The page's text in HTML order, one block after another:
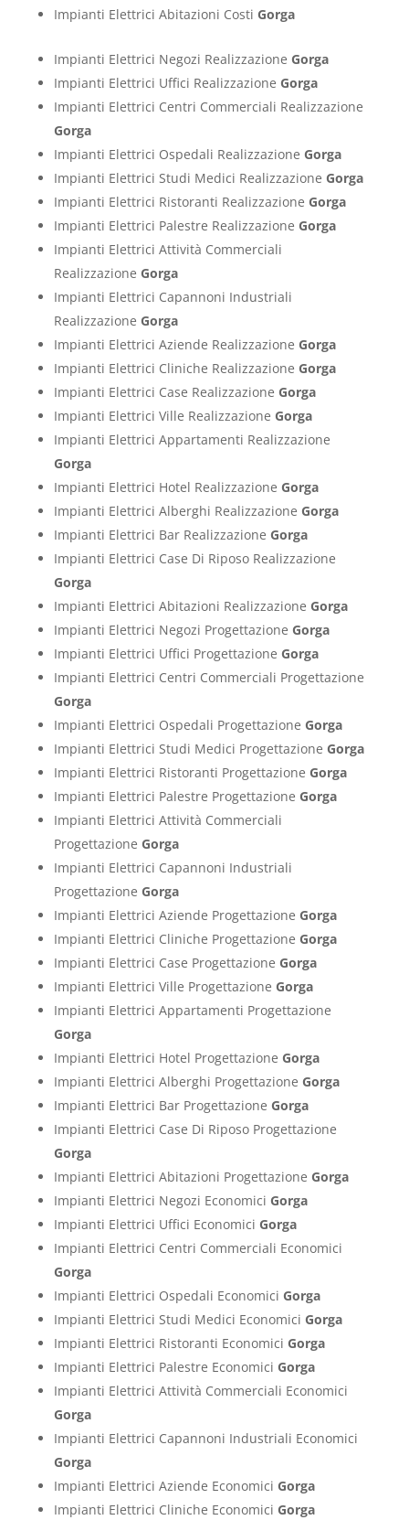
Impianti Elettrici Abitazioni Costi Gorga
Impianti Elettrici Negozi Realizzazione Gorga
Impianti Elettrici Uffici Realizzazione Gorga
Impianti Elettrici Centri Commerciali Realizzazione
Gorga
Impianti Elettrici Ospedali Realizzazione Gorga
Impianti Elettrici Studi Medici Realizzazione Gorga
Impianti Elettrici Ristoranti Realizzazione Gorga
Impianti Elettrici Palestre Realizzazione Gorga
Impianti Elettrici Attività Commerciali
Realizzazione Gorga
Impianti Elettrici Capannoni Industriali
Realizzazione Gorga
Impianti Elettrici Aziende Realizzazione Gorga
Impianti Elettrici Cliniche Realizzazione Gorga
Impianti Elettrici Case Realizzazione Gorga
Impianti Elettrici Ville Realizzazione Gorga
Impianti Elettrici Appartamenti Realizzazione
Gorga
Impianti Elettrici Hotel Realizzazione Gorga
Impianti Elettrici Alberghi Realizzazione Gorga
Impianti Elettrici Bar Realizzazione Gorga
Impianti Elettrici Case Di Riposo Realizzazione
Gorga
Impianti Elettrici Abitazioni Realizzazione Gorga
Impianti Elettrici Negozi Progettazione Gorga
Impianti Elettrici Uffici Progettazione Gorga
Impianti Elettrici Centri Commerciali Progettazione
Gorga
Impianti Elettrici Ospedali Progettazione Gorga
Impianti Elettrici Studi Medici Progettazione Gorga
Impianti Elettrici Ristoranti Progettazione Gorga
Impianti Elettrici Palestre Progettazione Gorga
Impianti Elettrici Attività Commerciali
Progettazione Gorga
Impianti Elettrici Capannoni Industriali
Progettazione Gorga
Impianti Elettrici Aziende Progettazione Gorga
Impianti Elettrici Cliniche Progettazione Gorga
Impianti Elettrici Case Progettazione Gorga
Impianti Elettrici Ville Progettazione Gorga
Impianti Elettrici Appartamenti Progettazione
Gorga
Impianti Elettrici Hotel Progettazione Gorga
Impianti Elettrici Alberghi Progettazione Gorga
Impianti Elettrici Bar Progettazione Gorga
Impianti Elettrici Case Di Riposo Progettazione
Gorga
Impianti Elettrici Abitazioni Progettazione Gorga
Impianti Elettrici Negozi Economici Gorga
Impianti Elettrici Uffici Economici Gorga
Impianti Elettrici Centri Commerciali Economici
Gorga
Impianti Elettrici Ospedali Economici Gorga
Impianti Elettrici Studi Medici Economici Gorga
Impianti Elettrici Ristoranti Economici Gorga
Impianti Elettrici Palestre Economici Gorga
Impianti Elettrici Attività Commerciali Economici
Gorga
Impianti Elettrici Capannoni Industriali Economici
Gorga
Impianti Elettrici Aziende Economici Gorga
Impianti Elettrici Cliniche Economici Gorga